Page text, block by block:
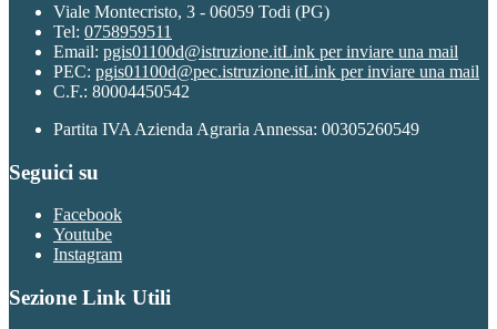
Viale Montecristo, 3 - 06059 Todi (PG)
Tel: 0758959511
Email: pgis01100d@istruzione.itLink per inviare una mail
PEC: pgis01100d@pec.istruzione.itLink per inviare una mail
C.F.: 80004450542
Partita IVA Azienda Agraria Annessa: 00305260549
Seguici su
Facebook
Youtube
Instagram
Sezione Link Utili